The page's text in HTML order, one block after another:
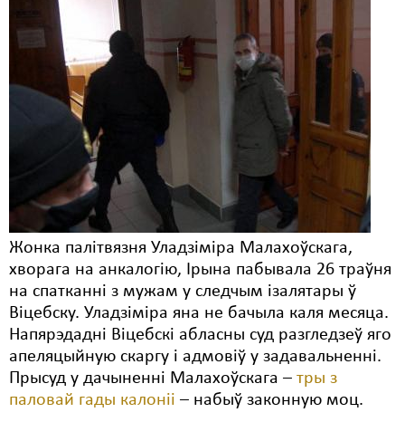
Жонка палітвязня Уладзіміра Малахоўскага,
хворага на анкалогію, Ірына пабывала 26 траўня
на спатканні з мужам у следчым ізалятары ў
Віцебску. Уладзіміра яна не бачыла каля месяца.
Напярэдадні Віцебскі абласны суд разгледзеў яго
апеляцыйную скаргу і адмовіў у задавальненні.
Прысуд у дачыненні Малахоўскага – тры з
паловай гады калоніі – набыў законную моц.